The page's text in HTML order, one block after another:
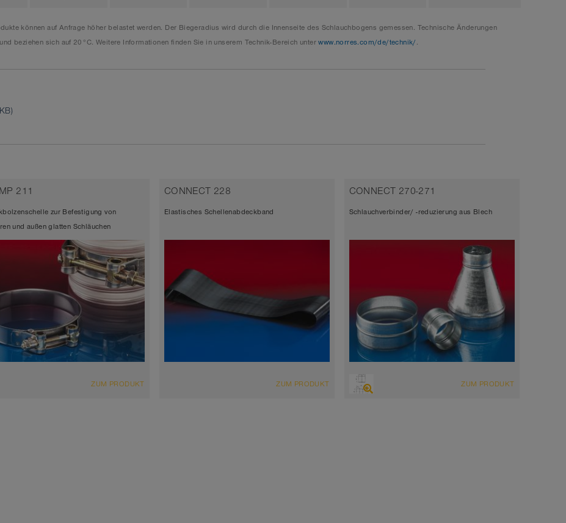
können auf Anfrage höher belastet werden. Der Biegeradius wird durch die Innenseite des Schlauchbogens gemessen. Technische Änderungen
beziehen sich auf 20 °C. Weitere Informationen finden Sie in unserem Technik-Bereich unterwww.norres.com/de/technik/.
211
zur Befestigung von
und außen glatten Schläuchen
ZUM PRODUKT
CONNECT 228
Elastisches Schellenabdeckband
ZUM PRODUKT
CONNECT 270-271
Schlauchverbinder/ -reduzierung aus Blech
ZUM PRODUKT